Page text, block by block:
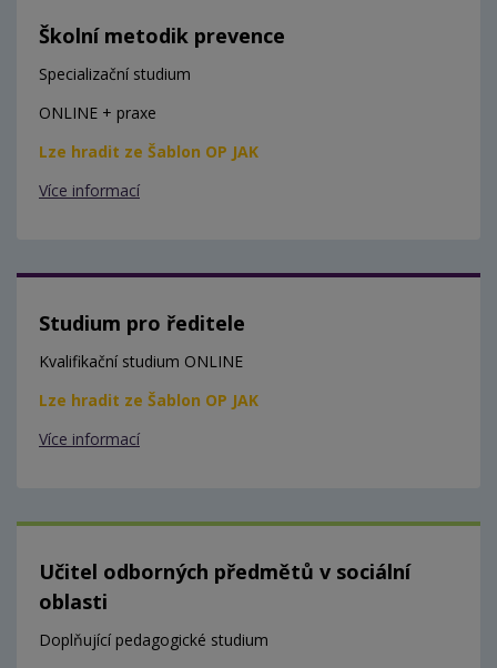
Školní metodik prevence
Specializační studium
ONLINE + praxe
Lze hradit ze Šablon OP JAK
Více informací
Studium pro ředitele
Kvalifikační studium ONLINE
Lze hradit ze Šablon OP JAK
Více informací
Učitel odborných předmětů v sociální
oblasti
Doplňující pedagogické studium